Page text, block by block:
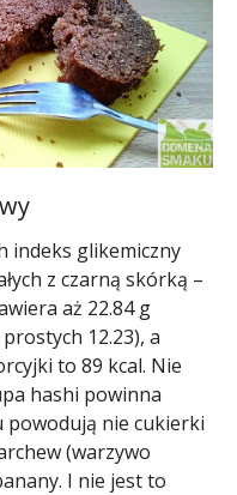
indeks glikemiczny
z czarną skórką –
aż 22.84 g
12.23), a
to 89 kcal. Nie
hashi powinna
powodują nie cukierki
(warzywo
I nie jest to